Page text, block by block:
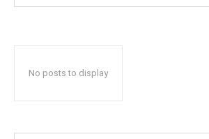
No posts to display